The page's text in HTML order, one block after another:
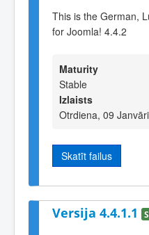
This is the German,
for Joomla! 4.4.2
Maturity
Stable
Izlaists
Otrdiena, 09
Skatīt failus
Versija 4.4.1.1